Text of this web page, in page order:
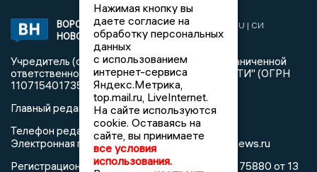
ВОРОНЕЖСКИЕ
НОВОСТИ
2019 © VORONEZHNEWS.RU | СИ
«Воронежские новости»
Учредитель (соучредители): Общество с ограниченной
ответственностью "РЕГИОНАЛЬНЫЕ НОВОСТИ" (ОГРН
1107154017354)
Главный редактор: Пирогов А.А.
Телефон редакции: +7 (473) 262 77 92
Электронная почта редакции:info@voronezhnews.ru
Регистрационный номер: серия Эл № ФС 77 - 75880 от 13
Нажимая кнопку вы
даете согласие на
обработку персональных
данных
с использованием
интернет-сервиса
Яндекс.Метрика,
top.mail.ru, LiveInternet.
На сайте используются
cookie. Оставаясь на
сайте, вы принимаете
все условия
использования.